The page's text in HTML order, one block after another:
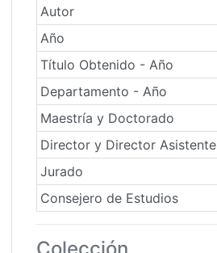
Autor
Año
Título Obtenido - Año
Departamento - Año
Maestría y Doctorado
Director y Director Asistente
Jurado
Consejero de Estudios